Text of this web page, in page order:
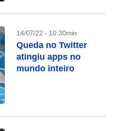
14/07/22 - 10:30min
Queda no Twitter
atingiu apps no
mundo inteiro